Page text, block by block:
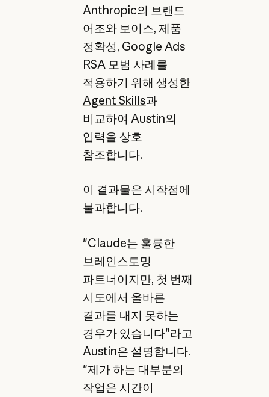
Anthropic의 브랜드
어조와 보이스, 제품
정확성, Google Ads
RSA 모범 사례를
적용하기 위해 생성한
Agent Skills과
비교하여 Austin의
입력을 상호
참조합니다.
이 결과물은 시작점에
불과합니다.
"Claude는 훌륭한
브레인스토밍
파트너이지만, 첫 번째
시도에서 올바른
결과를 내지 못하는
경우가 있습니다"라고
Austin은 설명합니다.
"제가 하는 대부분의
작업은 시간이